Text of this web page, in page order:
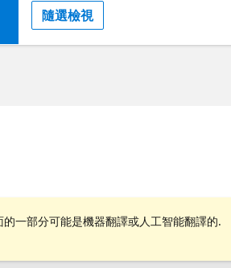
隨選檢視
的一部分可能是機器翻譯或人工智能翻譯的.